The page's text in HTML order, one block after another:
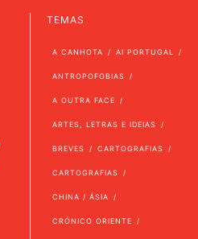
TEMAS
A CANHOTA AI PORTUGAL
ANTROPOFOBIAS
A OUTRA FACE
ARTES, LETRAS E IDEIAS
BREVES CARTOGRAFIAS
CARTOGRAFIAS
CHINA / ÁSIA
CRÓNICO ORIENTE